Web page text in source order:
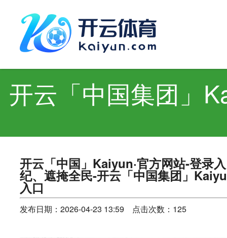
开云「中国集团」
开云「中国」Kaiyun·官方网站-登录
纪、遮掩全民-开云「中国集团」
入口
发布日期：2026-04-23 13:59 点击次数：125